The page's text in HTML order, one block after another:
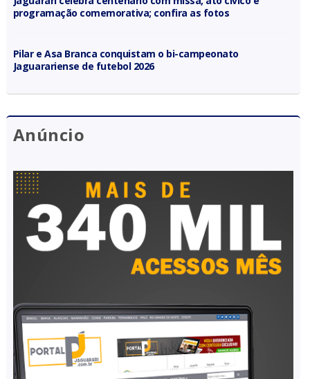
programação comemorativa; confira as fotos
Pilar e Asa Branca conquistam o bi-campeonato
Jaguarariense de futebol 2026
Anúncio